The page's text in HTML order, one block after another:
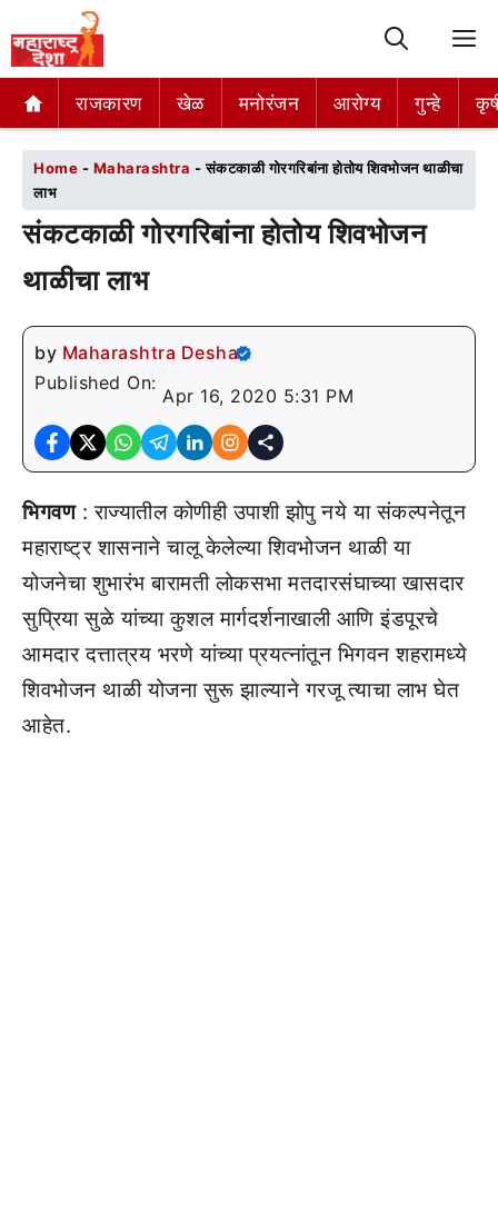
राजकारण खेळ मनोरंजन आरोग्य गुन्हे
राजकारण खेळ मनोरंजन आरोग्य गुन्हे
Home - Maharashtra -संकटकाळी गोरगरिबांना होतोय शिवभोजन थाळीचा
लाभ
संकटकाळी गोरगरिबांना होतोय शिवभोजन
थाळीचा लाभ
by Maharashtra Desha
Published On:
Apr 16, 2020 5:31 PM
भिगवण: राज्यातील कोणीही उपाशी झोपु नये या संकल्पनेतून
महाराष्ट्र शासनाने चालू केलेल्या शिवभोजन थाळी या
योजनेचा शुभारंभ बारामती लोकसभा मतदारसंघाच्या खासदार
सुप्रिया सुळे यांच्या कुशल मार्गदर्शनाखाली आणि इंडपूरचे
आमदार दत्तात्रय भरणे यांच्या प्रयत्नांतून भिगवन शहरामध्ये
शिवभोजन थाळी योजना सुरू झाल्याने गरजू त्याचा लाभ घेत
आहेत.